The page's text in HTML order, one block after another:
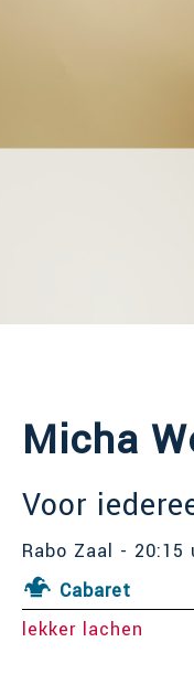
Micha
Voor
Rabo Zaal - 20:15
Cabaret
lekker lachen